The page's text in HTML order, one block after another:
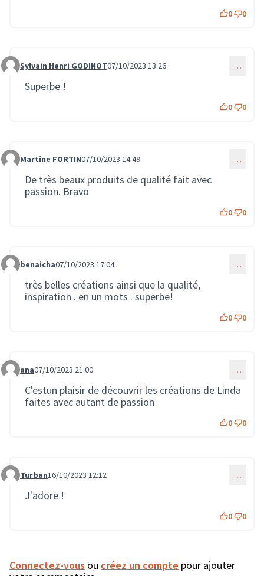
0 0
Commentaire 1680
Sylvain Henri GODINOT07/10/2023 13:26 …
Superbe !
0 0
Commentaire 1682
Martine FORTIN07/10/2023 14:49 …
De très beaux produits de qualité fait avec
passion. Bravo
0 0
Commentaire 1684
benaicha07/10/2023 17:04 …
très belles créations ainsi que la qualité,
inspiration . en un mots . superbe!
0 0
Commentaire 1688
ana07/10/2023 21:00 …
C'estun plaisir de découvrir les créations de Linda
faites avec autant de passion
0 0
Commentaire 1849
Turban16/10/2023 12:12 …
J'adore !
0 0
Connectez-vous ou créez un compte pour ajouter